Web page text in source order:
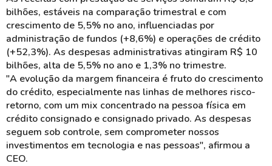
bilhões, estáveis na comparação trimestral e com
crescimento de 5,5% no ano, influenciadas por
administração de fundos (+8,6%) e operações de crédito
(+52,3%). As despesas administrativas atingiram R$ 10
bilhões, alta de 5,5% no ano e 1,3% no trimestre.
"A evolução da margem financeira é fruto do crescimento
do crédito, especialmente nas linhas de melhores risco-
retorno, com um mix concentrado na pessoa física em
crédito consignado e consignado privado. As despesas
seguem sob controle, sem comprometer nossos
investimentos em tecnologia e nas pessoas", afirmou a
CEO.